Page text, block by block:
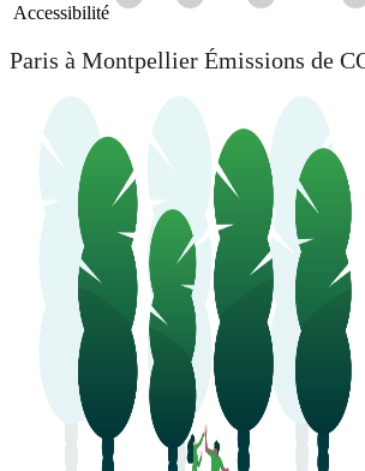
Accessibilité
Paris à Montpellier Émissions de